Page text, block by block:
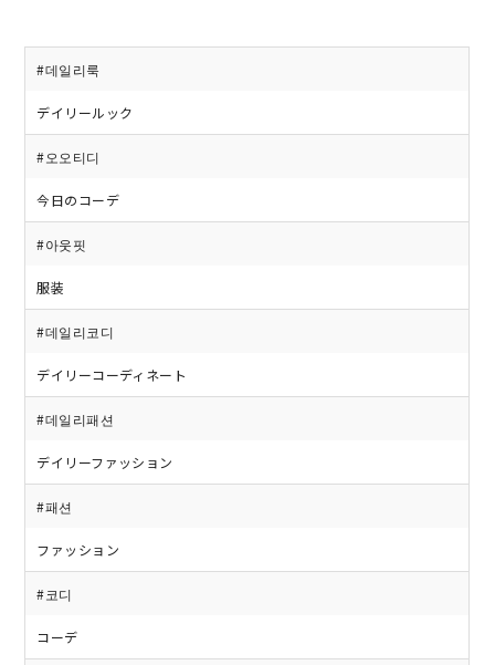
#데일리룩
デイリールック
#오오티디
今日のコーデ
#아웃핏
服装
#데일리코디
デイリーコーディネート
#데일리패션
デイリーファッション
#패션
ファッション
#코디
コーデ